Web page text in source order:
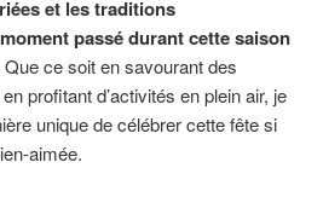
et les traditions
passé durant cette saison
Que ce soit en savourant des
profitant d’activités en plein air, je
unique de célébrer cette fête si
aimée.